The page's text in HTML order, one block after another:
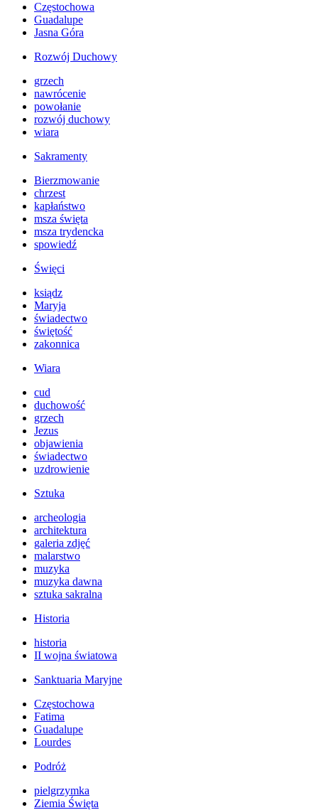
Częstochowa
Guadalupe
Jasna Góra
Rozwój Duchowy
grzech
nawrócenie
powołanie
rozwój duchowy
wiara
Sakramenty
Bierzmowanie
chrzest
kapłaństwo
msza święta
msza trydencka
spowiedź
Święci
ksiądz
Maryja
świadectwo
świętość
zakonnica
Wiara
cud
duchowość
grzech
Jezus
objawienia
świadectwo
uzdrowienie
Sztuka
archeologia
architektura
galeria zdjęć
malarstwo
muzyka
muzyka dawna
sztuka sakralna
Historia
historia
II wojna światowa
Sanktuaria Maryjne
Częstochowa
Fatima
Guadalupe
Lourdes
Podróż
pielgrzymka
Ziemia Święta